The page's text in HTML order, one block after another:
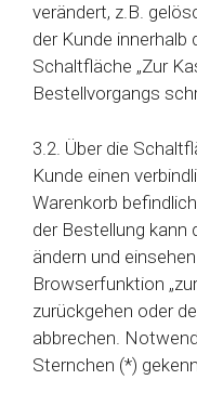
verändert, z.B.
der Kunde innerhalb
Schaltfläche „Zur
Bestellvorgangs
3.2. Über die
Kunde einen
Warenkorb
der Bestellung kann
ändern und
Browserfunktion
zurückgehen oder
abbrechen.
Sternchen (*)